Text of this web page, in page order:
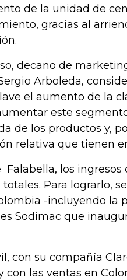
de la unidad de
gracias al
decano de
Arboleda,
el aumento de la
este
de los productos y,
relativa que tienen
Falabella, los
Para lograrlo,
-incluyendo la
Sodimac que
con su compañía
con las ventas en